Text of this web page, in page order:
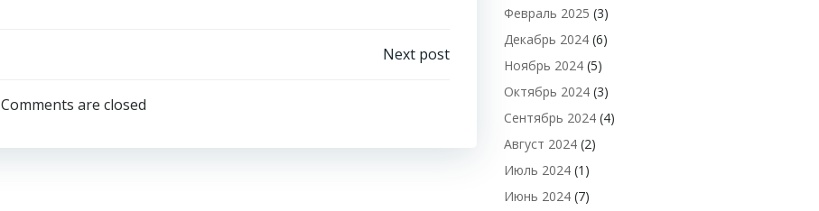
по
записям
Next post
Comments are closed
Февраль 2025 (3)
Декабрь 2024 (6)
Ноябрь 2024 (5)
Октябрь 2024 (3)
Сентябрь 2024 (4)
Август 2024 (2)
Июль 2024 (1)
Июнь 2024 (7)